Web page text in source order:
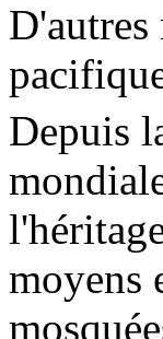
Depuis
moyens